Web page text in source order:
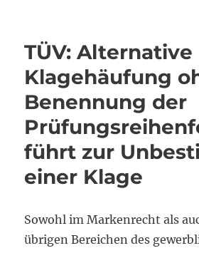
TÜV: Alternative
Klagehäufung
Benennung der
führt zur
einer Klage
Sowohl im Markenrecht als
übrigen Bereichen des